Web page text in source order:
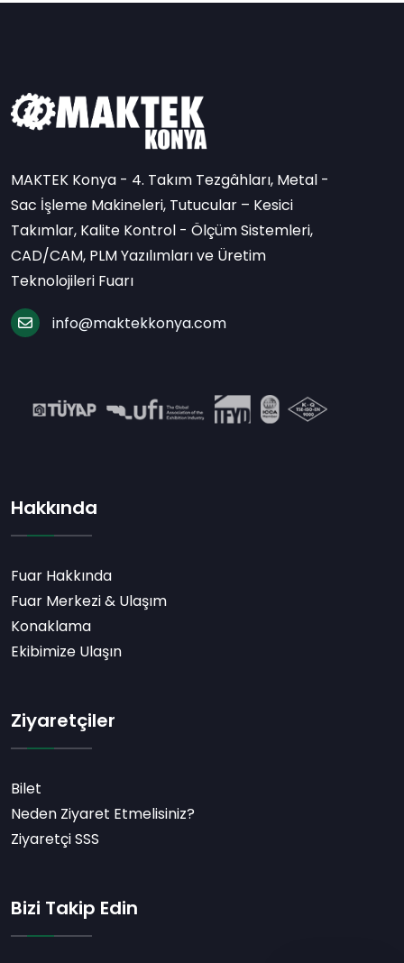
MAKTEK Konya - 4. Takım Tezgâhları, Metal -
Sac İşleme Makineleri, Tutucular – Kesici
Takımlar, Kalite Kontrol - Ölçüm Sistemleri,
CAD/CAM, PLM Yazılımları ve Üretim
Teknolojileri Fuarı
info@maktekkonya.com
Hakkında
Fuar Hakkında
Fuar Merkezi & Ulaşım
Konaklama
Ekibimize Ulaşın
Ziyaretçiler
Bilet
Neden Ziyaret Etmelisiniz?
Ziyaretçi SSS
Bizi Takip Edin